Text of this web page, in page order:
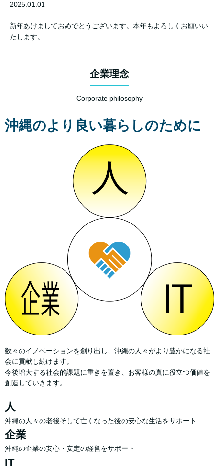
2025.01.01
新年あけましておめでとうございます。本年もよろしくお願いい
たします。
企業理念
Corporate philosophy
沖縄のより良い暮らしのために
数々のイノベーションを創り出し、沖縄の人々がより豊かになる社
会に貢献し続けます。
今後増大する社会的課題に重きを置き、お客様の真に役立つ価値を
創造していきます。
人
沖縄の人々の老後そして亡くなった後の安心な生活をサポート
企業
沖縄の企業の安心・安定の経営をサポート
IT